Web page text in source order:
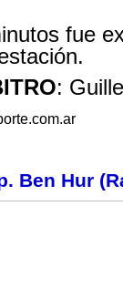
fue
:
Ben Hur